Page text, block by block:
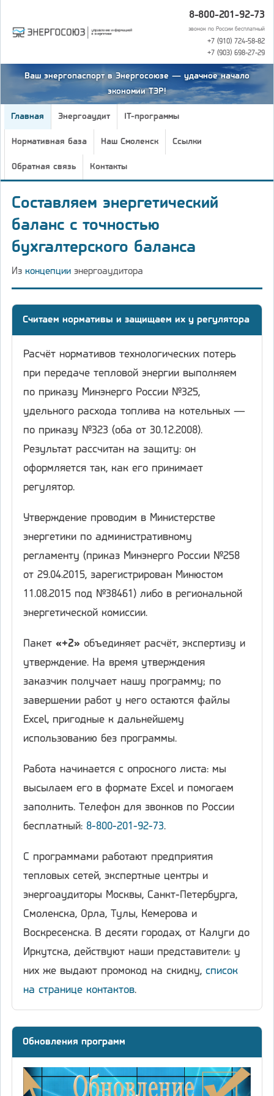
8-800-201-92-73
звонок по России бесплатный
+7 (910) 724-58-82
+7 (903) 698-27-29
Ваш энергопаспорт в Энергосоюзе — удачное начало
экономии ТЭР!
Главная Энергоаудит IT-программы
Нормативная база Наш Смоленск Ссылки
Обратная связь Контакты
Составляем энергетический
баланс с точностью
бухгалтерского баланса
Из концепции энергоаудитора
Считаем нормативы и защищаем их у регулятора
Расчёт нормативов технологических потерь
при передаче тепловой энергии выполняем
по приказу Минэнерго России №325,
удельного расхода топлива на котельных —
по приказу №323 (оба от 30.12.2008).
Результат рассчитан на защиту: он
оформляется так, как его принимает
регулятор.
Утверждение проводим в Министерстве
энергетики по административному
регламенту (приказ Минэнерго России №258
от 29.04.2015, зарегистрирован Минюстом
11.08.2015 под №38461) либо в региональной
энергетической комиссии.
Пакет «+2» объединяет расчёт, экспертизу и
утверждение. На время утверждения
заказчик получает нашу программу; по
завершении работ у него остаются файлы
Excel, пригодные к дальнейшему
использованию без программы.
Работа начинается с опросного листа: мы
высылаем его в формате Excel и помогаем
заполнить. Телефон для звонков по России
бесплатный: 8-800-201-92-73.
С программами работают предприятия
тепловых сетей, экспертные центры и
энергоаудиторы Москвы, Санкт-Петербурга,
Смоленска, Орла, Тулы, Кемерова и
Воскресенска. В десяти городах, от Калуги до
Иркутска, действуют наши представители: у
них же выдают промокод на скидку, список
на странице контактов.
Обновления программ